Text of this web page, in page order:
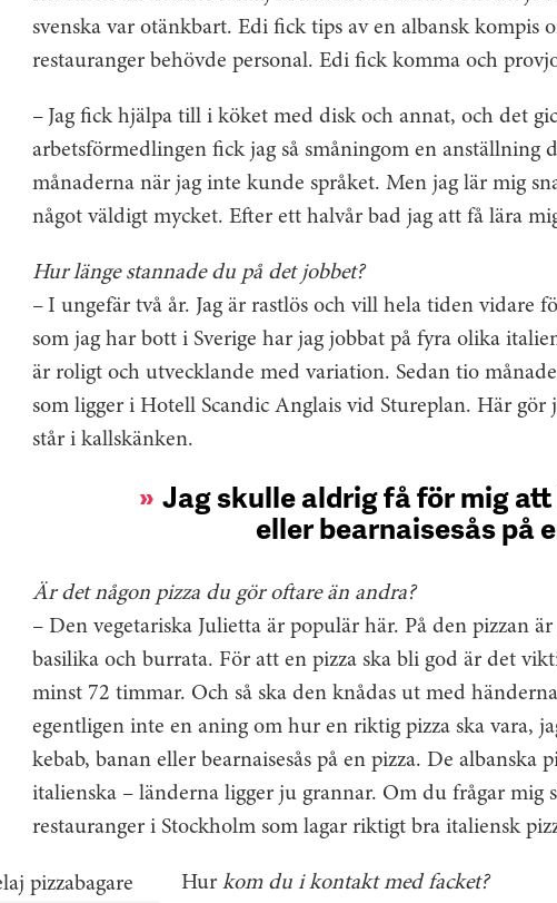
svenska var otänkbart. Edi fick tips av en ­albansk kompis
restauranger behövde personal. Edi fick komma och
– Jag fick hjälpa till i köket med disk och annat, och det
arbetsförmedlingen fick jag så småningom en anställning
månaderna när jag inte kunde språket. Men jag lär mig
något väldigt mycket. Efter ett halvår bad jag att få lära
Hur länge stannade du på det jobbet?
– I ungefär två år. Jag är rastlös och vill hela tiden vidare
som jag har bott i Sverige har jag jobbat på fyra olika
är roligt och utvecklande med variation. Sedan tio
som ligger i Hotell Scandic Anglais vid Stureplan. Här gör
står i kallskänken.
Jag skulle aldrig få för mig att
eller bearnaisesås på
Är det någon pizza du gör oftare än andra?
– Den vegetariska Julietta är populär här. På den pizzan
basilika och burrata. För att en pizza ska bli god är det
minst 72 timmar. Och så ska den knådas ut med
egentligen inte en aning om hur en riktig pizza ska vara,
kebab, banan eller bearnaisesås på en pizza. De albanska
italienska – länderna ligger ju grannar. Om du frågar mig
restauranger i Stockholm som lagar riktigt bra italiensk
Hur kom du i kontakt med facket?